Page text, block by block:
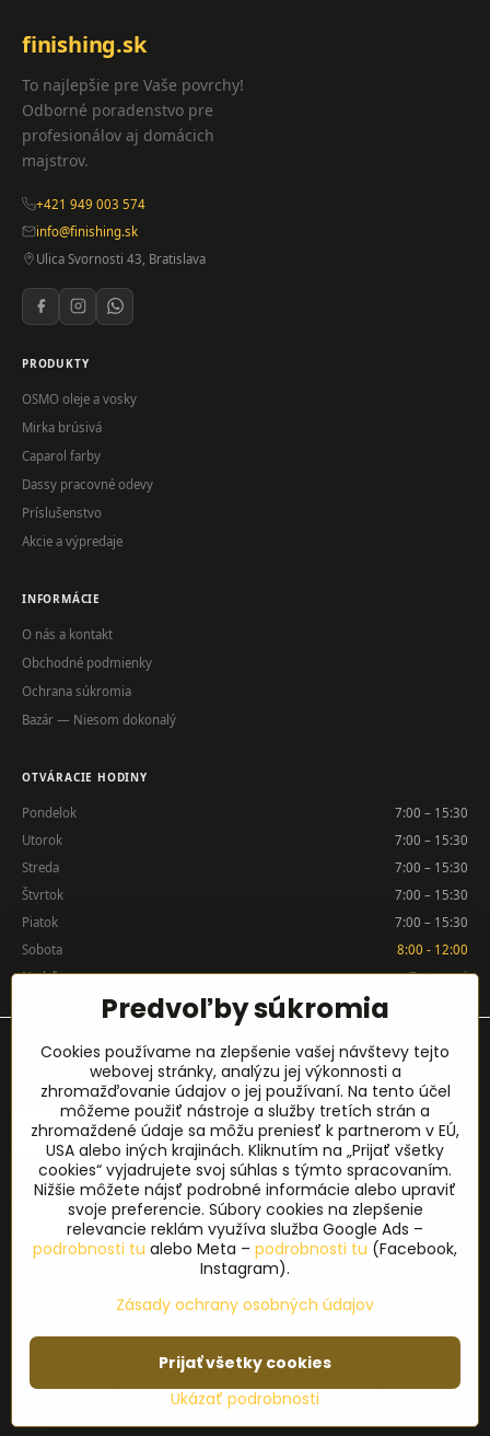
finishing.sk
To najlepšie pre Vaše povrchy!
Odborné poradenstvo pre
profesionálov aj domácich
majstrov.
+421 949 003 574
info@finishing.sk
Ulica Svornosti 43, Bratislava
PRODUKTY
OSMO oleje a vosky
Mirka brúsivá
Caparol farby
Dassy pracovné odevy
Príslušenstvo
Akcie a výpredaje
INFORMÁCIE
O nás a kontakt
Obchodné podmienky
Ochrana súkromia
Bazár — Niesom dokonalý
OTVÁRACIE HODINY
Pondelok
7:00 – 15:30
Utorok
7:00 – 15:30
Streda
7:00 – 15:30
Štvrtok
7:00 – 15:30
Piatok
7:00 – 15:30
Sobota
8:00 - 12:00
Nedeľa
Zatvorené
Prihlásenie na odber noviniek
Meno*
E-mail*
©2026Copyright
Predvoľby súkromiaZásady ochrany osobných údajov
Vytvorené pomocou:BiznisWeb.sk
Predvoľby súkromia
Cookies používame na zlepšenie vašej návštevy tejto
webovej stránky, analýzu jej výkonnosti a
zhromažďovanie údajov o jej používaní. Na tento účel
môžeme použiť nástroje a služby tretích strán a
zhromaždené údaje sa môžu preniesť k partnerom v EÚ,
USA alebo iných krajinách. Kliknutím na „Prijať všetky
cookies“ vyjadrujete svoj súhlas s týmto spracovaním.
Nižšie môžete nájsť podrobné informácie alebo upraviť
svoje preferencie. Súbory cookies na zlepšenie
relevancie reklám využíva služba Google Ads –
podrobnosti tu alebo Meta – podrobnosti tu (Facebook,
Instagram).
Zásady ochrany osobných údajov
Ukázať podrobnosti
Prijať všetky cookies